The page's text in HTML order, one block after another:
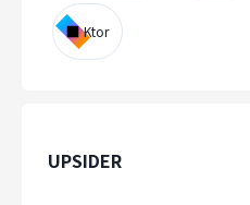
Ktor
UPSIDER